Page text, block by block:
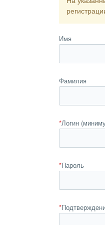
Имя
Фамилия
*Логин
*Пароль
*